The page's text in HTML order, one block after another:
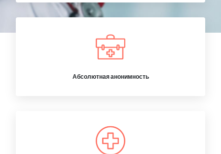
Абсолютная анонимность